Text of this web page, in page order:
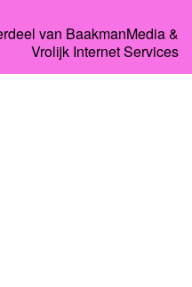
van BaakmanMedia&
Vrolijk Internet Services